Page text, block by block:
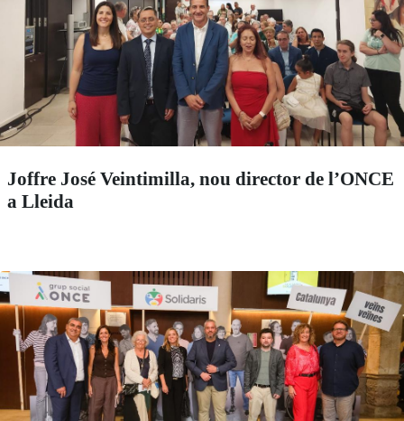
Joffre José Veintimilla, nou director de l’ONCE
a Lleida